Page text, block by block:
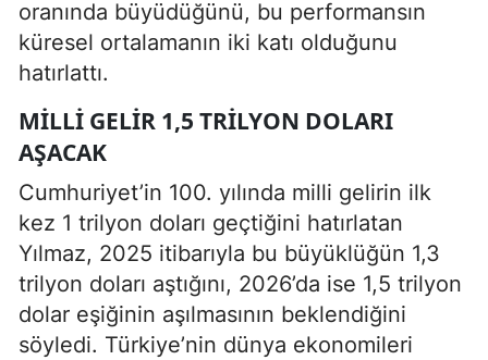
oranında büyüdüğünü, bu performansın
küresel ortalamanın iki katı olduğunu
hatırlattı.
MILLI GELIR 1,5 TRILYON DOLARI
AŞACAK
Cumhuriyet’in 100. yılında milli gelirin ilk
kez 1 trilyon doları geçtiğini hatırlatan
Yılmaz, 2025 itibarıyla bu büyüklüğün 1,3
trilyon doları aştığını, 2026’da ise 1,5 trilyon
dolar eşiğinin aşılmasının beklendiğini
söyledi. Türkiye’nin dünya ekonomileri